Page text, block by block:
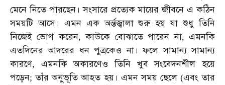
মেনে নিতে পারছেন। সংসারে প্রত্যেক মায়ের জীবনে এ কঠিন
সময়টি আসে। এমন এক অর্ন্তজ্বালা শুরু হয় যা শুধু তিনি
নিজেই ভোগ করেন,কাউকে বোঝাতে পারেন না,এমনকি
এতদিনের আদরের ধন পুত্রকেও না। ফলে সামান্য সামান্য
কারণে, এমনকি অকারণেও তিনি খুব সংবেদনশীল হয়ে
পড়েন;তাঁর অনুভূতি আহত হয়। এমন সময় ছেলে(এবং তার